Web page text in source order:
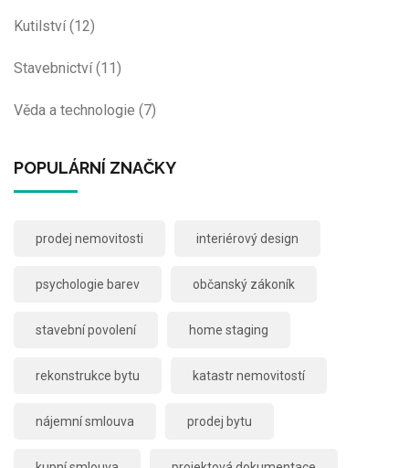
Kutilství(12)
Stavebnictví(11)
Věda a technologie (7)
POPULÁRNÍ ZNAČKY
prodej nemovitosti interiérový design
psychologie barev občanský zákoník
stavební povolení home staging
rekonstrukce bytu katastr nemovitostí
nájemní smlouva prodej bytu